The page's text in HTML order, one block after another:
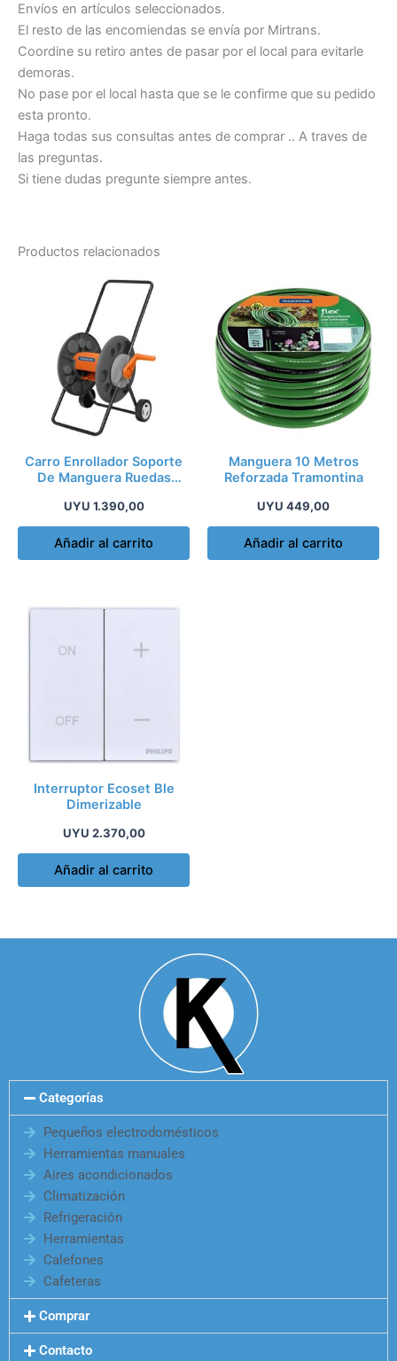
Envíos en artículos seleccionados.
El resto de las encomiendas se envía por Mirtrans.
Coordine su retiro antes de pasar por el local para evitarle
demoras.
No pase por el local hasta que se le confirme que su pedido
esta pronto.
Haga todas sus consultas antes de comprar .. A traves de
las preguntas.
Si tiene dudas pregunte siempre antes.
Productos relacionados
Carro Enrollador Soporte
De Manguera Ruedas
UYU 1.390,00
Añadir al carrito
Manguera 10 Metros
Reforzada Tramontina
UYU 449,00
Añadir al carrito
Interruptor Ecoset Ble
Dimerizable
UYU 2.370,00
Añadir al carrito
Categorías
Pequeños electrodomésticos
Herramientas manuales
Aires acondicionados
Climatización
Refrigeración
Herramientas
Calefones
Cafeteras
Comprar
Contacto